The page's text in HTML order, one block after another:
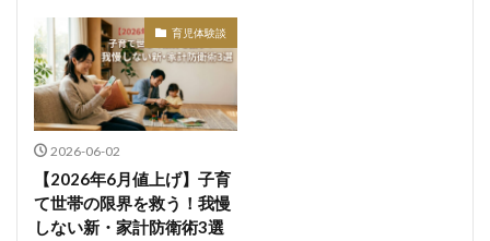
育児体験談
2026-06-02
【2026年6月値上げ】子育
て世帯の限界を救う！我慢
しない新・家計防衛術3選